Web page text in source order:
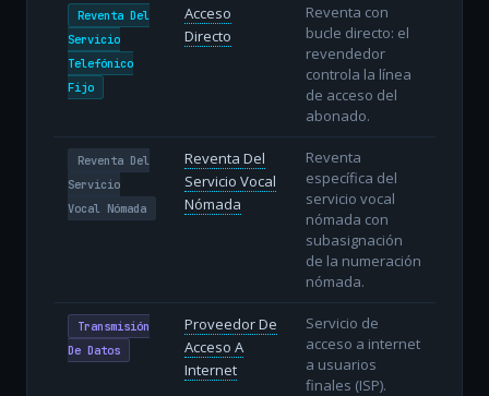
Reventa Del
Servicio
Telefónico
Fijo
Acceso
Directo
Reventa con
bucle directo: el
revendedor
controla la línea
de acceso del
abonado.
Reventa Del
Servicio
Vocal Nómada
Reventa Del
Servicio Vocal
Nómada
Reventa
específica del
servicio vocal
nómada con
subasignación
de la numeración
nómada.
Transmisión
De Datos
Proveedor De
Acceso A
Internet
Servicio de
acceso a internet
a usuarios
finales (ISP).